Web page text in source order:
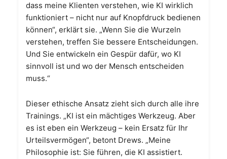
dass meine Klienten verstehen, wie KI wirklich
funktioniert – nicht nur auf Knopfdruck bedienen
können“, erklärt sie. „Wenn Sie die Wurzeln
verstehen, treffen Sie bessere Entscheidungen.
Und Sie entwickeln ein Gespür dafür, wo KI
sinnvoll ist und wo der Mensch entscheiden
muss.“
Dieser ethische Ansatz zieht sich durch alle ihre
Trainings. „KI ist ein mächtiges Werkzeug. Aber
es ist eben ein Werkzeug – kein Ersatz für Ihr
Urteilsvermögen“, betont Drews. „Meine
Philosophie ist: Sie führen, die KI assistiert.